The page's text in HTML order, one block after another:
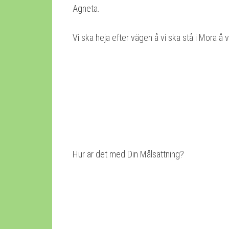
Agneta.
Vi ska heja efter vägen å vi ska stå i Mora å
Hur är det med Din Målsättning?